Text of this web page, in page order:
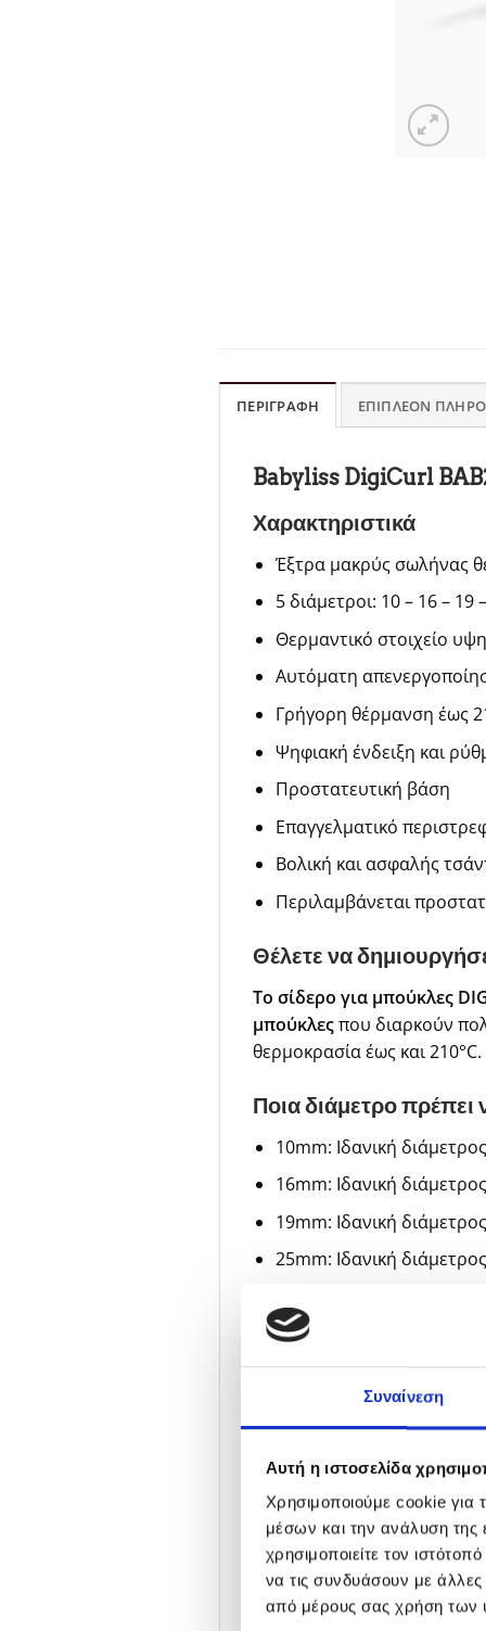
Συναίνεση
Αυτή η ιστοσελίδα
Χρησιμοποιούμε cookie για
μέσων και την ανάλυση της
χρησιμοποιείτε τον
να τις συνδυάσουν με
από μέρους σας χρήση των
ΠΕΡΙΓΡΑΦΉ ΕΠΙΠΛΈΟΝ
Babyliss DigiCurl
Χαρακτηριστικά
Έξτρα μακρύς σωλήνας
5 διάμετροι: 10 – 16 – 19
Θερμαντικό στοιχείο
Αυτόματη
Γρήγορη θέρμανση έως
Ψηφιακή ένδειξη και
Προστατευτική βάση
Επαγγελματικό
Βολική και ασφαλής
Περιλαμβάνεται
Θέλετε να
Το σίδερο για μπούκλες
μπούκλεςπου διαρκούν
θερμοκρασία έως και 210°C.
Ποια διάμετρο πρέπει
10mm: Ιδανική
16mm: Ιδανική
19mm: Ιδανική
25mm: Ιδανική
Τι είναι η τεχνολογία
Τα σίδερα για μπούκλες
τη διάρκεια της
Γιατί οι σωλήνες
mm;
Αποτελεί το τέλειο μήκος